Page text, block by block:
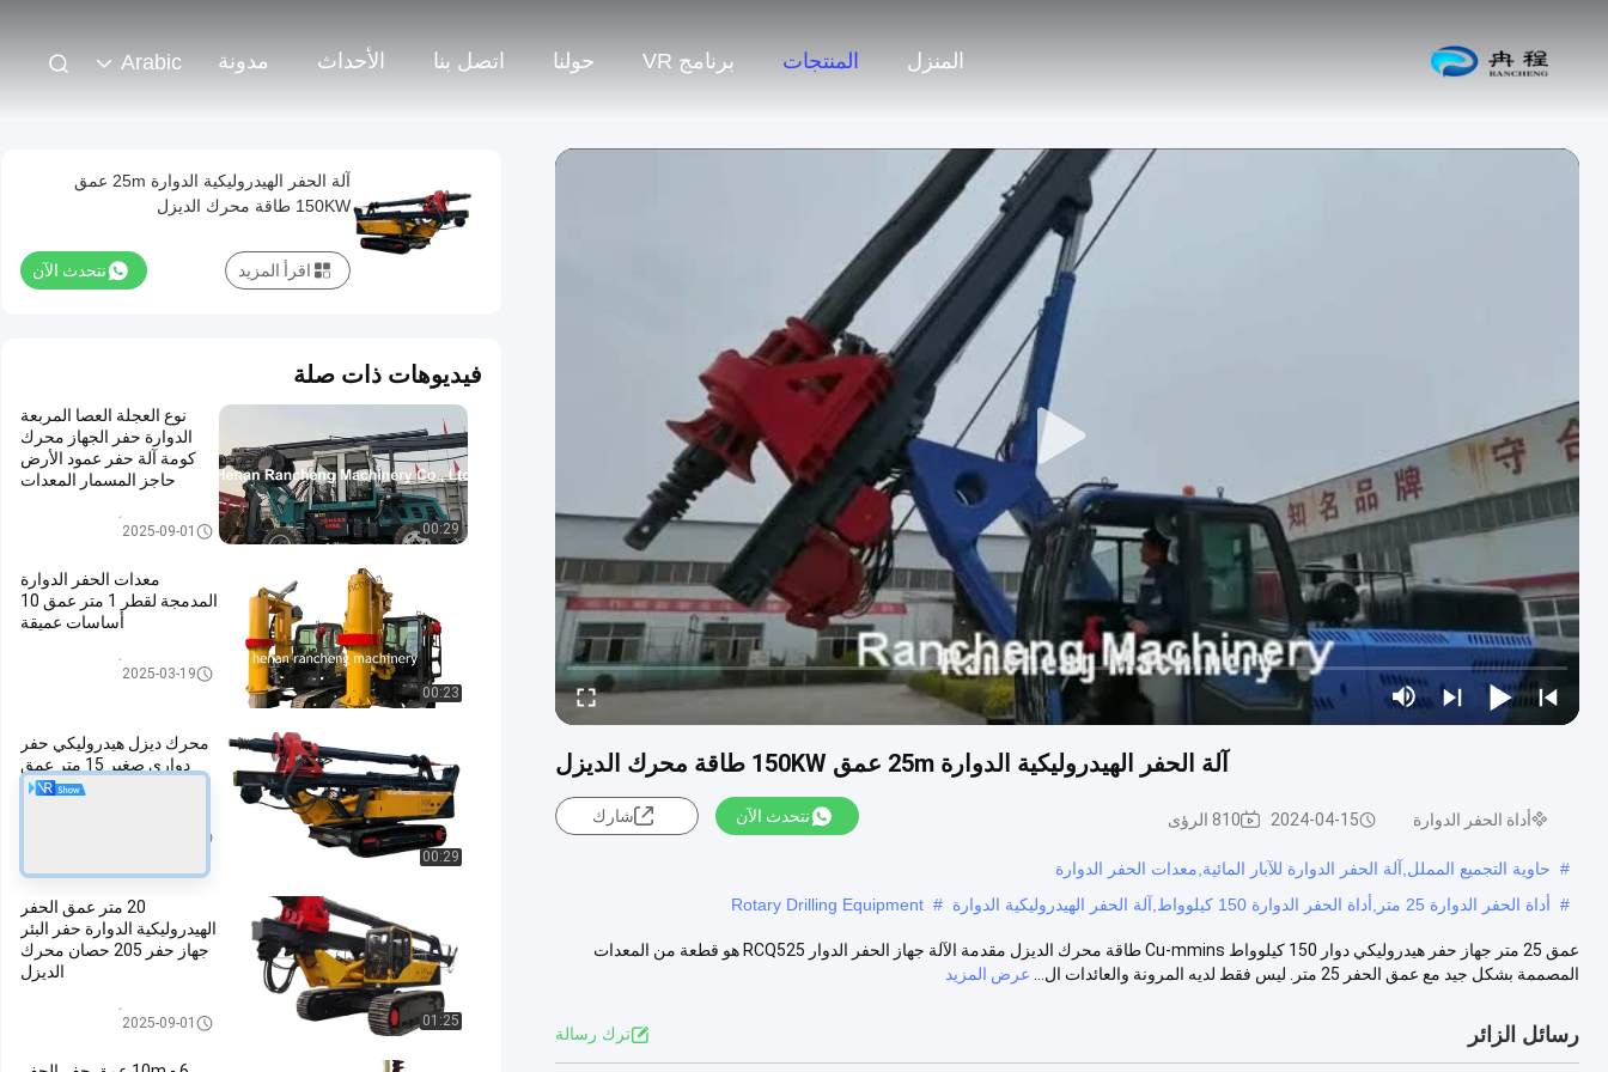
المنزل المنتجات برنامج VR حولنا اتصل بنا الأحداث مدونة Arabic
آلة الحفر الهيدروليكية الدوارة 25m عمق 150KW طاقة محرك الديزل
أداة الحفر الدوارة 2024-04-15 810 الرؤى نتحدث الآن شارك
# حاوية التجميع المملل,آلة الحفر الدوارة للآبار المائية,معدات الحفر الدوارة
# أداة الحفر الدوارة 25 متر,أداة الحفر الدوارة 150 كيلوواط,آلة الحفر الهيدروليكية الدوارة #
Rotary Drilling Equipment
عمق 25 متر جهاز حفر هيدروليكي دوار 150 كيلوواط Cu-mmins طاقة محرك الديزل مقدمة الآلة جهاز الحفر الدوار RCQ525 هو قطعة من المعدات
المصممة بشكل جيد مع عمق الحفر 25 متر. ليس فقط لديه المرونة والعائدات ال...
عرض المزيد
رسائل الزائر ترك رسالة
آلة الحفر الهيدروليكية الدوارة 25m عمق
150KW طاقة محرك الديزل
نتحدث الآن اقرأ المزيد
فيديوهات ذات صلة
00:29
نوع العجلة العصا المربعة
الدوارة حفر الجهاز محرك
كومة آلة حفر عمود الأرض
حاجز المسمار المعدات
2025-09-01
00:23
معدات الحفر الدوارة
المدمجة لقطر 1 متر عمق 10
أساسات عميقة
2025-03-19
00:29
محرك ديزل هيدروليكي حفر
دواري صغير 15 متر عمق
حفر 110KW
01:25
20 متر عمق الحفر
الهيدروليكية الدوارة حفر البئر
جهاز حفر 205 حصان محرك
الديزل
2025-09-01